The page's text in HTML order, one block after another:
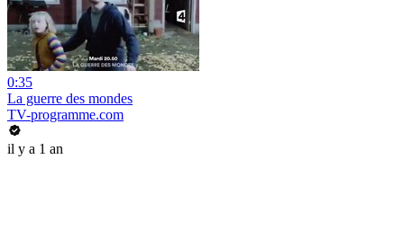
0:35
La guerre des mondes
TV-programme.com
il y a 1 an